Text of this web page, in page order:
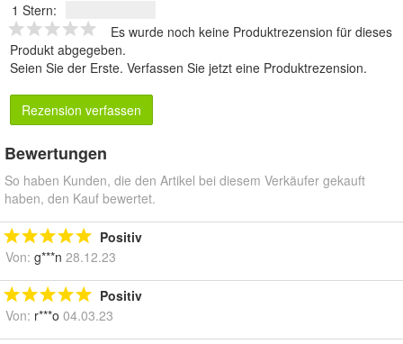
1 Stern:
Es wurde noch keine Produktrezension für dieses
Produkt abgegeben.
Seien Sie der Erste. Verfassen Sie jetzt eine Produktrezension.
Rezension verfassen
Bewertungen
So haben Kunden, die den Artikel bei diesem Verkäufer gekauft
haben, den Kauf bewertet.
Positiv
Von: g***n 28.12.23
Positiv
Von: r***o 04.03.23